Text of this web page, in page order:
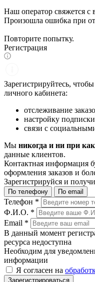
Наш оператор свяжется
Произошла ошибка при
Повторите попытку.
Регистрация
Зарегистрируйтесь,
личного кабинета:
отслеживание
настройку
связи с
Мы никогда и ни при
данные клиентов.
Контактная информация
оформления заказов и
Зарегистрируйся и получи
По телефону По email
Телефон *
Ф.И.О. *
Email *
В данный момент
ресурса недоступна
Необходим для
информации
Я согласен на
Зарегистрироваться